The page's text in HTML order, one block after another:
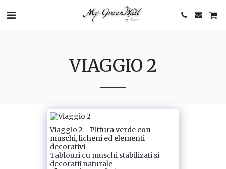
VIAGGIO 2
Viaggio 2 - Pittura verde con
muschi, licheni ed elementi
decorativi
Tablouri cu muschi stabilizati si
decoratii naturale